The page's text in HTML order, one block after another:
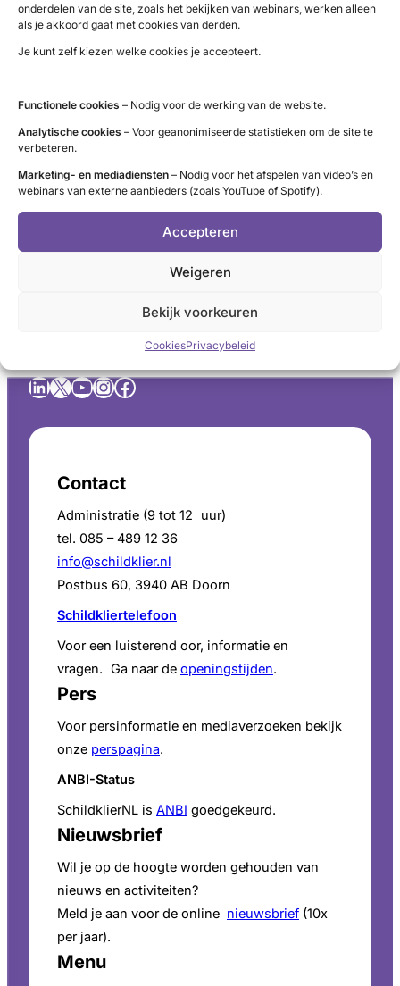
onderdelen van de site, zoals het bekijken van webinars, werken alleen
als je akkoord gaat met cookies van derden.
Je kunt zelf kiezen welke cookies je accepteert.
Functionele cookies – Nodig voor de werking van de website.
Analytische cookies – Voor geanonimiseerde statistieken om de site te
verbeteren.
Marketing- en mediadiensten – Nodig voor het afspelen van video’s en
webinars van externe aanbieders (zoals YouTube of Spotify).
Accepteren
Weigeren
Bekijk voorkeuren
CookiesPrivacybeleid
het ziekenhuis. Probeer iemand te vinden die ervaring
zijn speciale organisaties voor emotionele
Zoek via kanker.nlhulpverleners die ervaring hebben
met kanker.
Vind steun en ervaringen
Facebookgroep Schildklierkanker
ErvaringsverhalenKanker.nl
LinkedIn
X YouTube
Instagram
Facebook
Contact
Administratie (9 tot 12 uur)
tel. 085 – 489 12 36
info@schildklier.nl
Postbus 60, 3940 AB Doorn
Schildkliertelefoon
Voor een luisterend oor, informatie en
vragen. Ga naar de openingstijden.
Pers
Voor persinformatie en mediaverzoeken bekijk
onze perspagina.
ANBI-Status
SchildklierNL is ANBI goedgekeurd.
Nieuwsbrief
Wil je op de hoogte worden gehouden van
nieuws en activiteiten?
Meld je aan voor de online nieuwsbrief (10x
per jaar).
Menu